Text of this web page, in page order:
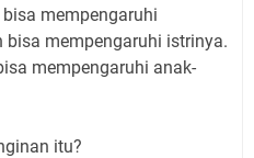
mempengaruhi
mempengaruhi istrinya.
mempengaruhi anak-
itu?